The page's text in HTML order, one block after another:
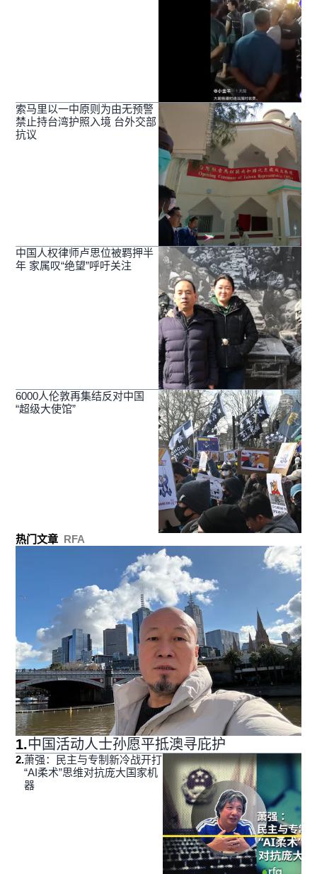
索马里以一中原则为由无预警
禁止持台湾护照入境 台外交部
抗议
中国人权律师卢思位被羁押半
年 家属叹“绝望”呼吁关注
6000人伦敦再集结反对中国
“超级大使馆”
热门文章 RFA
1.中国活动人士孙愿平抵澳寻庇护
2.萧强：民主与专制新冷战开打
“AI柔术”思维对抗庞大国家机
器